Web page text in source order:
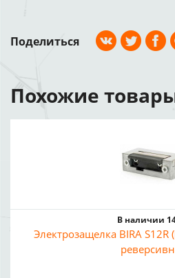
Поделиться
Похожие
В наличии
Электрозащелка BIRA